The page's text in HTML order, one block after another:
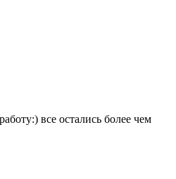
все остались более чем